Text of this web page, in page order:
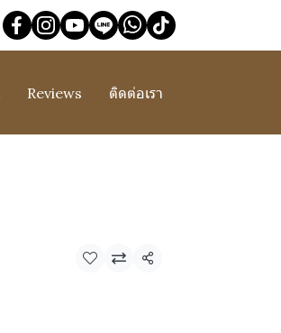
Reviews ติดต่อเรา
แชร์